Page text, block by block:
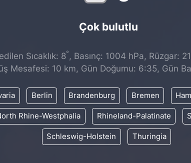
Çok bulutlu
Sıcaklık: 8° , Basınç: 1004 hPa, Rüzgar:
Mesafesi: 10 km, Gün Doğumu: 6:35, Gün
Berlin Brandenburg Bremen
Rhine-Westphalia Rhineland-Palatinate
Schleswig-Holstein Thuringia